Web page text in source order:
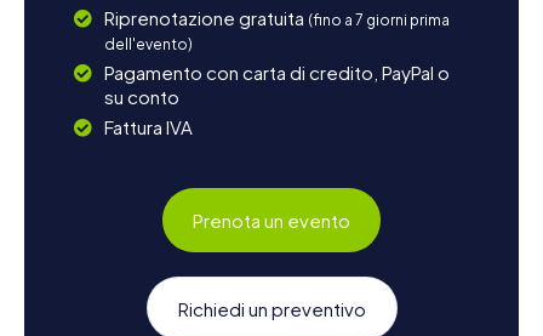
Riprenotazione gratuita (fino a 7 giorni prima
dell'evento)
Pagamento con carta di credito, PayPal o
su conto
Fattura IVA
Prenota un evento
Richiedi un preventivo